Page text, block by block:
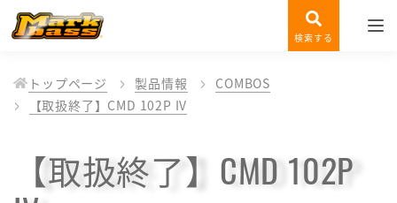
検索する
トップページ 製品情報
COMBOS
【取扱終了】CMD 102P IV
【取扱終了】CMD 102P